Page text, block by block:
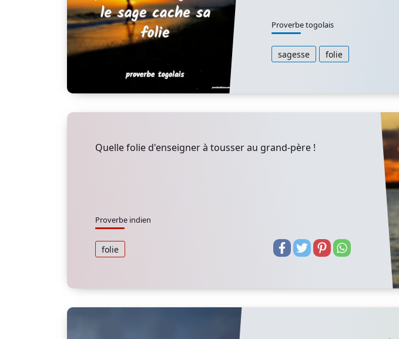
Proverbe togolais
sagesse folie
Quelle folie d'enseigner à tousser au grand-père !
Proverbe indien
folie